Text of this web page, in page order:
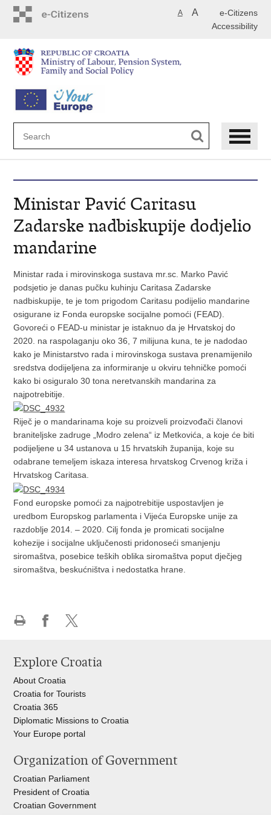
e-Citizens
A A
Accessibility
Ministar Pavić Caritasu
Zadarske nadbiskupije dodjelio
mandarine
Ministar rada i mirovinskoga sustava mr.sc. Marko Pavić
podsjetio je danas pučku kuhinju Caritasa Zadarske
nadbiskupije, te je tom prigodom Caritasu podijelio mandarine
osigurane iz Fonda europske socijalne pomoći (FEAD).
Govoreći o FEAD-u ministar je istaknuo da je Hrvatskoj do
2020. na raspolaganju oko 36, 7 milijuna kuna, te je nadodao
kako je Ministarstvo rada i mirovinskoga sustava prenamijenilo
sredstva dodijeljena za informiranje u okviru tehničke pomoći
kako bi osiguralo 30 tona neretvanskih mandarina za
najpotrebitije.
Riječ je o mandarinama koje su proizveli proizvođači članovi
braniteljske zadruge „Modro zelena“ iz Metkovića, a koje će biti
podijeljene u 34 ustanova u 15 hrvatskih županija, koje su
odabrane temeljem iskaza interesa hrvatskog Crvenog križa i
Hrvatskog Caritasa.
Fond europske pomoći za najpotrebitije uspostavljen je
uredbom Europskog parlamenta i Vijeća Europske unije za
razdoblje 2014. – 2020. Cilj fonda je promicati socijalne
kohezije i socijalne uključenosti pridonoseći smanjenju
siromaštva, posebice teških oblika siromaštva poput dječjeg
siromaštva, beskućništva i nedostatka hrane.
page
Facebook
X
Explore Croatia
About Croatia
Croatia for Tourists
Croatia 365
Diplomatic Missions to Croatia
Your Europe portal​
Organization of Government
Croatian Parliament
President of Croatia
Croatian Government